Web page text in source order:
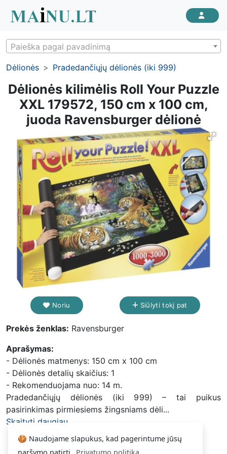
🍪 Naudojame slapukus, kad pagerintume jūsų
naršymo patirtį.
Privatumo politika
Paieška pagal pavadinimą
Dėlionės Pradedančiųjų dėlionės (iki 999)
Dėlionės kilimėlis Roll Your Puzzle
XXL 179572, 150 cm x 100 cm,
juoda Ravensburger dėlionė
Noriu Siūlyti tokį pat
Prekės ženklas: Ravensburger
Aprašymas:
- Dėlionės matmenys: 150 cm x 100 cm
- Dėlionės detalių skaičius: 1
- Rekomenduojama nuo: 14 m.
Pradedančiųjų dėlionės (iki 999) – tai puikus
pasirinkimas pirmiesiems žingsniams dėli...
Skaityti daugiau...